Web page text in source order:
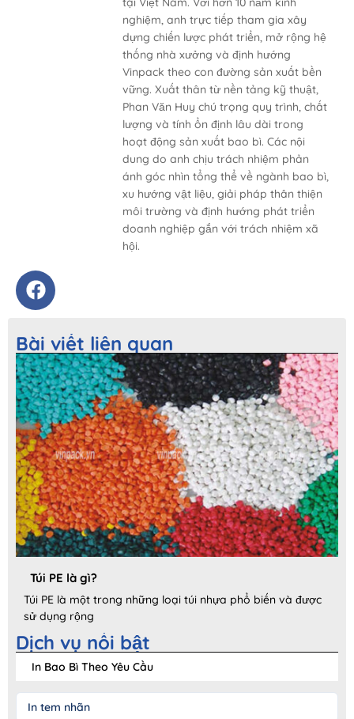
nghiệm, anh trực tiếp tham gia xây
dựng chiến lược phát triển, mở rộng hệ
thống nhà xưởng và định hướng
Vinpack theo con đường sản xuất bền
vững. Xuất thân từ nền tảng kỹ thuật,
Phan Văn Huy chú trọng quy trình, chất
lượng và tính ổn định lâu dài trong
hoạt động sản xuất bao bì. Các nội
dung do anh chịu trách nhiệm phản
ánh góc nhìn tổng thể về ngành bao bì,
xu hướng vật liệu, giải pháp thân thiện
môi trường và định hướng phát triển
doanh nghiệp gắn với trách nhiệm xã
hội.
Bài viết liên quan
Túi PE là gì?
Túi PE là một trong những loại túi nhựa phổ biến và được
sử dụng rộng
Dịch vụ nổi bật
In Bao Bì Theo Yêu Cầu
In tem nhãn